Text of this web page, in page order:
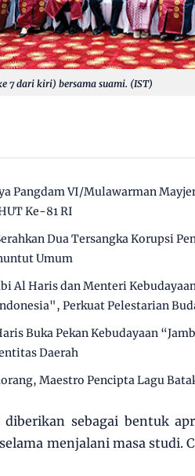
7 dari kiri) bersama suami. (IST)
Pangdam VI/Mulawarman
Ke-81 RI
Dua Tersangka Korupsi
Umum
Al Haris dan Menteri
Perkuat Pelestarian
Buka Pekan Kebudayaan
Daerah
Maestro Pencipta Lagu
diberikan sebagai bentuk
menjalani masa studi.